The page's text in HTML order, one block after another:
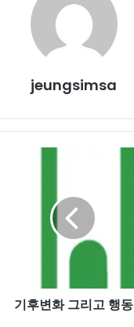
jeungsimsa
기후변화 그리고 행동